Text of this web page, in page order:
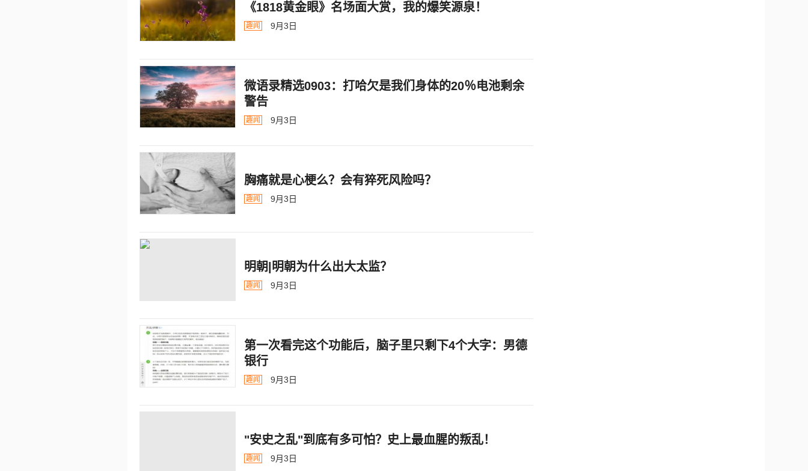
《1818黄金眼》名场面大赏，我的爆笑源泉！
趣闻 9月3日
微语录精选0903：打哈欠是我们身体的20％电池剩余
警告
趣闻 9月3日
胸痛就是心梗么？会有猝死风险吗？
趣闻 9月3日
明朝|明朝为什么出大太监？ ​​​
趣闻 9月3日
第一次看完这个功能后，脑子里只剩下4个大字：男德
银行
趣闻 9月3日
"安史之乱"到底有多可怕？史上最血腥的叛乱！
趣闻 9月3日